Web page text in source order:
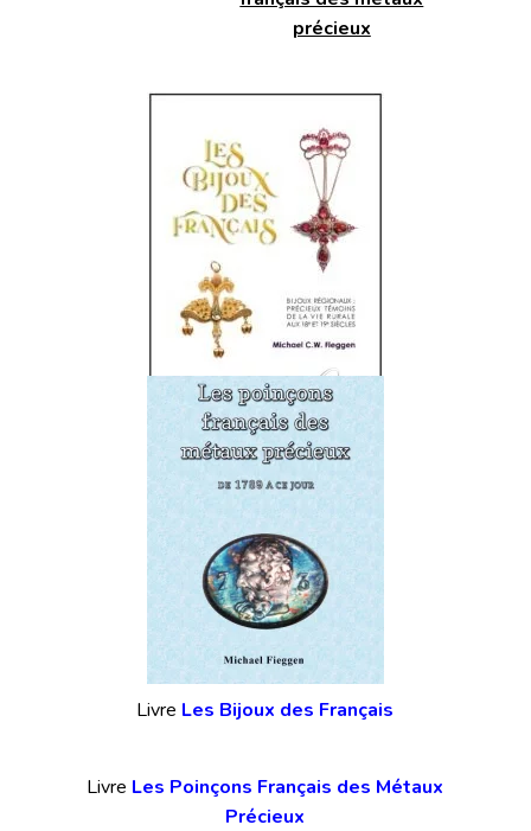
précieux
Livre Les Bijoux des Français
Livre Les Poinçons Français des Métaux
Précieux